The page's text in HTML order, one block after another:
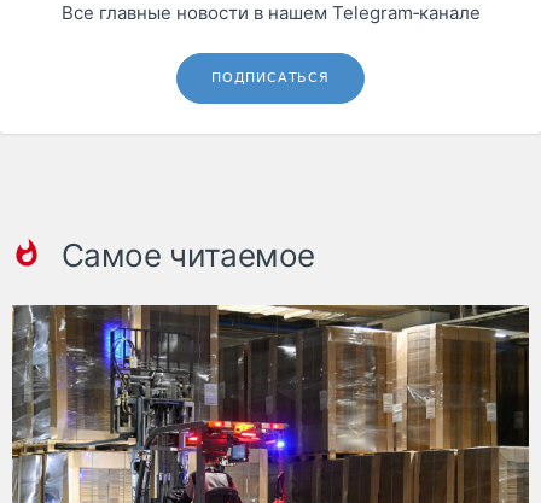
Все главные новости в нашем Telegram‑канале
ПОДПИСАТЬСЯ
Самое читаемое